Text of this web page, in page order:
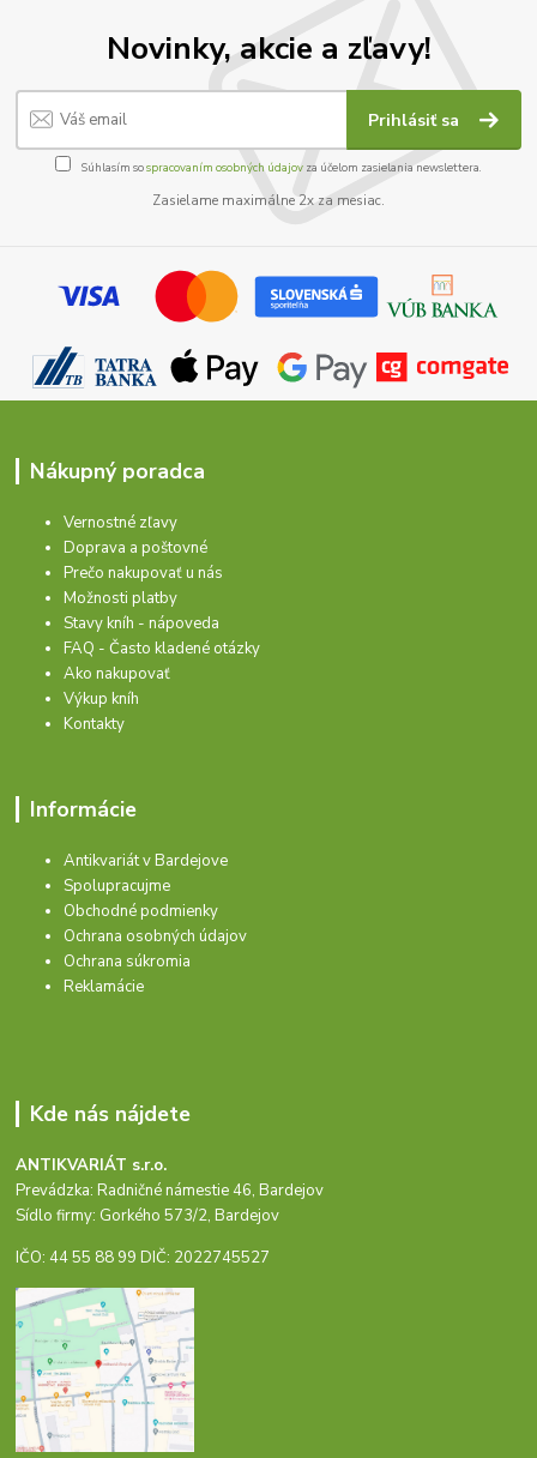
Novinky, akcie a zľavy!
Prihlásiť sa
Súhlasím sospracovaním osobných údajov za účelom zasielania newslettera.
Zasielame maximálne 2x za mesiac.
Nákupný poradca
Vernostné zľavy
Doprava a poštovné
Prečo nakupovať u nás
Možnosti platby
Stavy kníh - nápoveda
FAQ - Často kladené otázky
Ako nakupovať
Výkup kníh
Kontakty
Informácie
Antikvariát v Bardejove
Spolupracujme
Obchodné podmienky
Ochrana osobných údajov
Ochrana súkromia
Reklamácie
Kde nás nájdete
ANTIKVARIÁT s.r.o.
Prevádzka: Radničné námestie 46, Bardejov
Sídlo firmy: Gorkého 573/2, Bardejov
IČO: 44 55 88 99 DIČ: 2022745527